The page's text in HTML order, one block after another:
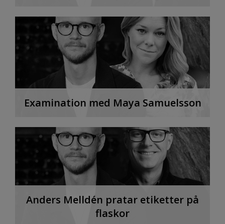
Examination med Maya Samuelsson
Anders Melldén pratar etiketter på
flaskor